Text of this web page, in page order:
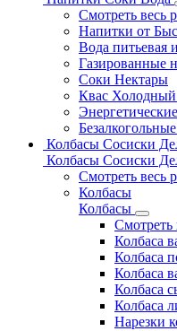
Смотреть весь
Напитки от
Вода питьевая
Газированные
Соки Нектары
Квас Холодный
Колбасы Сосиски
Колбасы Сосиски
Смотреть весь
Колбасы
Колбасы
Смотреть
Колбаса
Колбаса
Колбаса
Колбаса
Колбаса
Нарезки